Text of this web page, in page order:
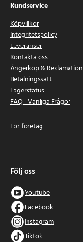
Kundservice
Köpvillkor
Integritetspolicy
Leveranser
Kontakta oss
Ångerköp & Reklamation
Betalningssätt
Lagerstatus
FAQ - Vanliga Frågor
För företag
Följ oss
Youtube
Facebook
Instagram
Tiktok